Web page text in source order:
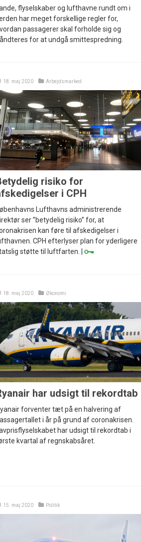
flyselskaber og lufthavne rundt om i
har meget forskellige regler for,
passagerer skal forholde sig og
for at undgå smittespredning.
18. maj 2020 Arbejdsmarked
risiko for
i CPH
Lufthavns administrerende
ser ”betydelig risiko” for, at
kan føre til afskedigelser i
CPH efterlyser plan for yderligere
støtte til luftfarten. |
18. maj 2020 Økonomi
har udsigt til rekordtab
forventer tæt på en halvering af
i år på grund af coronakrisen.
har udsigt til rekordtab i
kvartal af regnskabsåret.
15. maj 2020 Politik